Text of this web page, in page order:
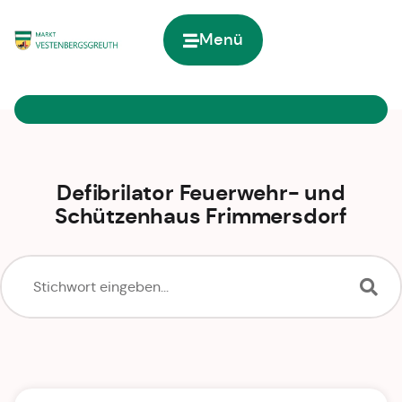
Menü
Defibrilator Feuerwehr- und
Schützenhaus Frimmersdorf